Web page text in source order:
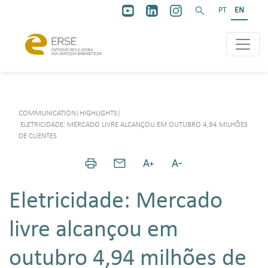
PT EN
COMMUNICATION HIGHLIGHTS
ELETRICIDADE: MERCADO LIVRE ALCANÇOU EM OUTUBRO 4,94 MILHÕES
DE CLIENTES
Eletricidade: Mercado
livre alcançou em
outubro 4,94 milhões de